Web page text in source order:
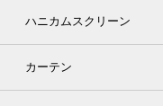
ハニカムスクリーン
カーテン